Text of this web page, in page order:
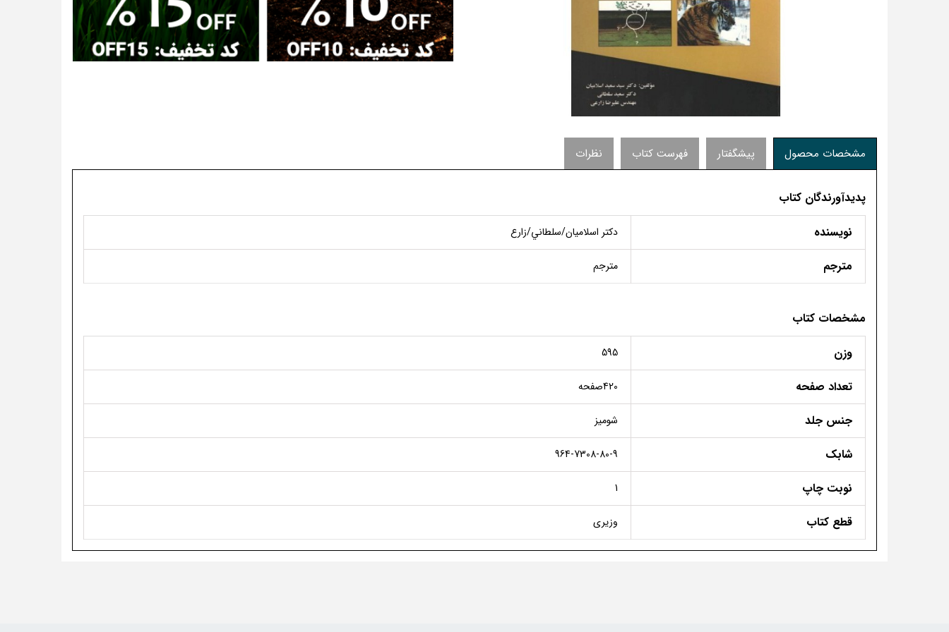
مشخصات محصول پیشگفتار فهرست کتاب نظرات
پدیدآورندگان کتاب
نویسنده
دكتر اسلاميان/سلطاني/زارع
مترجم مترجم
مشخصات کتاب
وزن
595
تعداد صفحه 420صفحه
جنس جلد شومیز
شابک 964-7308-80-9
نوبت چاپ 1
قطع کتاب وزیری